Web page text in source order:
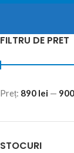
FILTRU DE PRET
Preț: 890 lei —
STOCURI